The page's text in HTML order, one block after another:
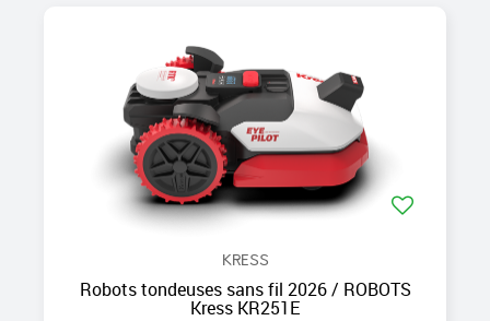
KRESS
Robots tondeuses sans fil 2026 / ROBOTS
Kress KR251E